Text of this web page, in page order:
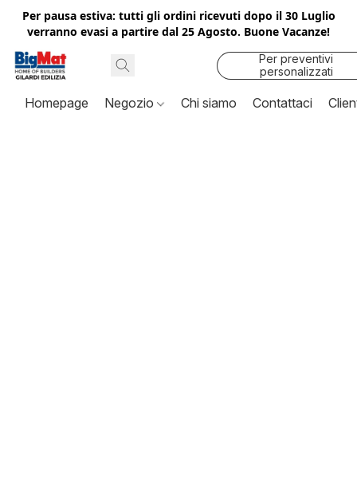
Per pausa estiva: tutti gli ordini ricevuti dopo il 30 Luglio
verranno evasi a partire dal 25 Agosto. Buone Vacanze!
Per preventivi
personalizzati
contattaci
Homepage Negozio Chi siamo Contattaci